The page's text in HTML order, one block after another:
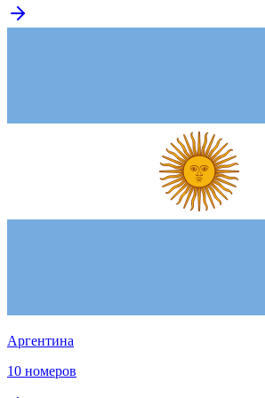
Аргентина
10 номеров